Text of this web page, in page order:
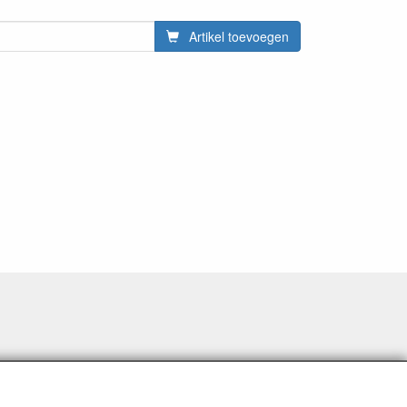
Artikel toevoegen